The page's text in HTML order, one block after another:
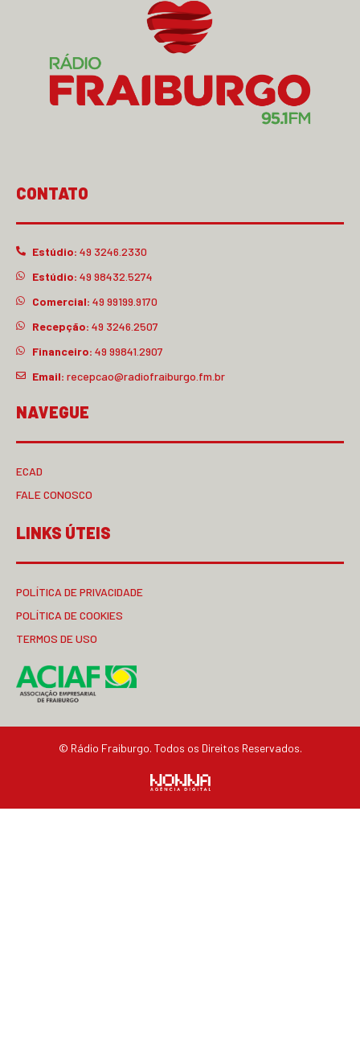
CONTATO
Estúdio: 49 3246.2330
Estúdio: 49 98432.5274
Comercial: 49 99199.9170
Recepção: 49 3246.2507
Financeiro: 49 99841.2907
Email: recepcao@radiofraiburgo.fm.br
NAVEGUE
ECAD
FALE CONOSCO
LINKS ÚTEIS
POLÍTICA DE PRIVACIDADE
POLÍTICA DE COOKIES
TERMOS DE USO
© Rádio Fraiburgo. Todos os Direitos Reservados.